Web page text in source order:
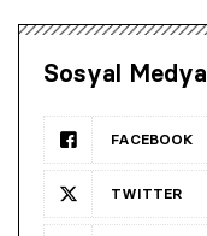
Sosyal Medya
FACEBOOK
TWITTER